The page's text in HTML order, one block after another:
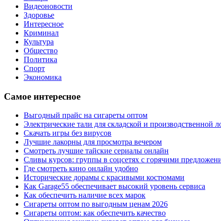
Видеоновости
Здоровье
Интересное
Криминал
Культура
Общество
Политика
Спорт
Экономика
Самое интересное
Выгодный прайс на сигареты оптом
Электрические тали для складской и производственной
Скачать игры без вирусов
Лучшие лакорны для просмотра вечером
Смотреть лучшие тайские сериалы онлайн
Сливы курсов: группы в соцсетях с горячими
Где смотреть кино онлайн удобно
Исторические дорамы с красивыми костюмами
Как Garage55 обеспечивает высокий уровень сервиса
Как обеспечить наличие всех марок
Сигареты оптом по выгодным ценам 2026
Сигареты оптом: как обеспечить качество